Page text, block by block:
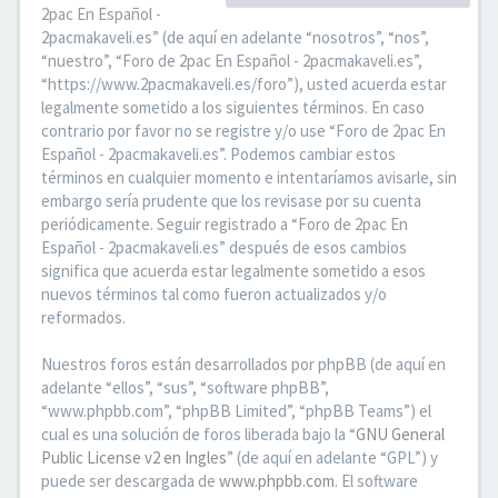
2pac En Español -
2pacmakaveli.es” (de aquí en adelante “nosotros”, “nos”,
“nuestro”, “Foro de 2pac En Español - 2pacmakaveli.es”,
“https://www.2pacmakaveli.es/foro”), usted acuerda estar
legalmente sometido a los siguientes términos. En caso
contrario por favor no se registre y/o use “Foro de 2pac En
Español - 2pacmakaveli.es”. Podemos cambiar estos
términos en cualquier momento e intentaríamos avisarle, sin
embargo sería prudente que los revisase por su cuenta
periódicamente. Seguir registrado a “Foro de 2pac En
Español - 2pacmakaveli.es” después de esos cambios
significa que acuerda estar legalmente sometido a esos
nuevos términos tal como fueron actualizados y/o
reformados.
Nuestros foros están desarrollados por phpBB (de aquí en
adelante “ellos”, “sus”, “software phpBB”,
“www.phpbb.com”, “phpBB Limited”, “phpBB Teams”) el
cual es una solución de foros liberada bajo la “GNU General
Public License v2 en Ingles” (de aquí en adelante “GPL”) y
puede ser descargada de www.phpbb.com. El software